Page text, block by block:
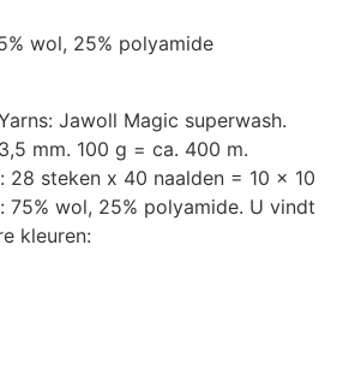
wol, 25% polyamide
Jawoll Magic superwash.
mm. 100 g = ca. 400 m.
28 steken x 40 naalden = 10 x 10
75% wol, 25% polyamide. U vindt
kleuren: